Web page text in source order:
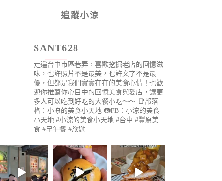
追蹤小涼
SANT628
走遍台中市區巷弄，喜歡挖掘老店的回憶滋
味，也許照片不是最美，也許文字不是最
優，但都是我們實實在在的美食心情！也歡
迎你推薦你心目中的回憶美食與愛店，讓更
多人可以吃到好吃的大餐小吃～～ 📑部落
格：小凉的美食小天地 📷FB：小涼的美食
小天地 #小涼的美食小天地 #台中 #豐原美
食 #早午餐 #旅遊